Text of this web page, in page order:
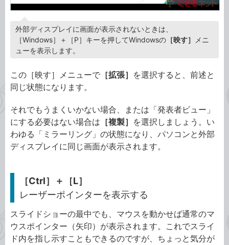
外部ディスプレイに画面が表示されないときは、
［Windows］＋［P］キーを押してWindowsの ［映す］ メニ
ューを表示します。
この［映す］メニューで ［拡張］ を選択すると、前述と
同じ状態になります。
それでもうまくいかない場合、または「発表者ビュー」
にする必要はない場合は ［複製］ を選択しましょう。い
わゆる「ミラーリング」の状態になり、パソコンと外部
ディスプレイに同じ画面が表示されます。
［Ctrl］＋［L］
レーザーポインターを表示する
スライドショーの最中でも、マウスを動かせば通常のマ
ウスポインター（矢印）が表示されます。これでスライ
ド内を指し示すこともできるのですが、ちょっと気分が